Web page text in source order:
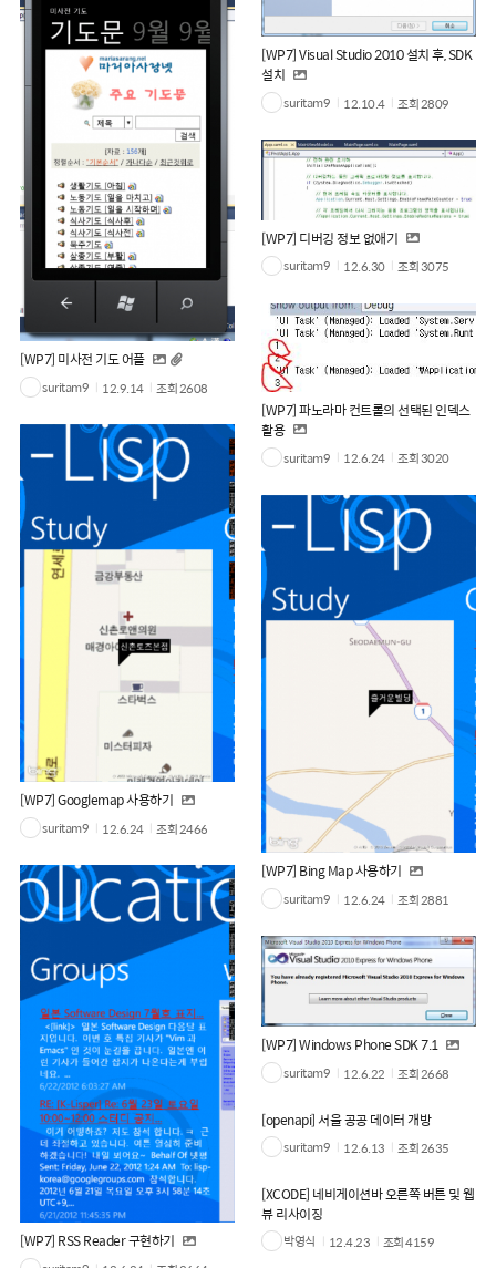
[WP7] Visual Studio 2010 설치 후, SDK
설치
suritam9 12.10.4 조회2809
[WP7] 미사전 기도 어플
suritam9 12.9.14 조회2608
[WP7] 디버깅 정보 없애기
suritam9 12.6.30 조회3075
[WP7] 파노라마 컨트롤의 선택된 인덱스
활용
suritam9 12.6.24 조회3020
[WP7] Googlemap 사용하기
suritam9 12.6.24 조회2466
[WP7] Bing Map 사용하기
suritam9 12.6.24 조회2881
[WP7] RSS Reader 구현하기
[WP7] Windows Phone SDK 7.1
suritam9 12.6.22 조회2668
[openapi] 서울 공공 데이터 개방
suritam9 12.6.13 조회2635
[XCODE] 네비게이션바 오른쪽 버튼 및 웹
뷰 리사이징
박영식 12.4.23 조회4159